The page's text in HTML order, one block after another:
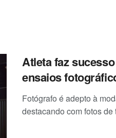
Atleta faz
ensaios
Fotógrafo é adepto à
destacando com fotos